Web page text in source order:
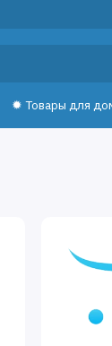
✹ Товары для